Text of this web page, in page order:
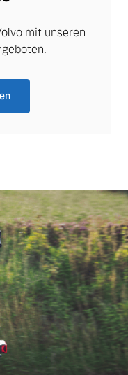
mit unseren